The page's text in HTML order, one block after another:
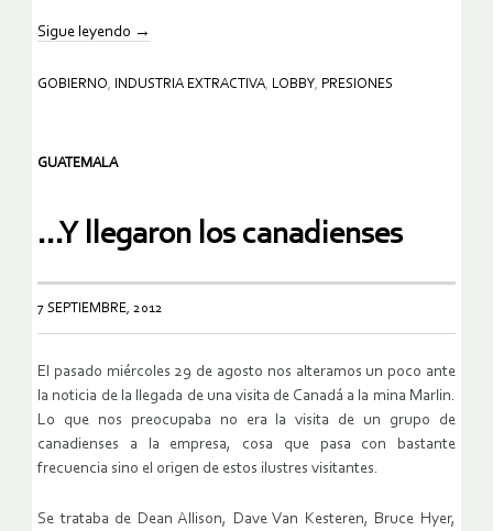
Sigue leyendo →
GOBIERNO, INDUSTRIA EXTRACTIVA, LOBBY, PRESIONES
GUATEMALA
…Y llegaron los canadienses
7 SEPTIEMBRE, 2012
El pasado miércoles 29 de agosto nos alteramos un poco ante
la noticia de la llegada de una visita de Canadá a la mina Marlin.
Lo que nos preocupaba no era la visita de un grupo de
canadienses a la empresa, cosa que pasa con bastante
frecuencia sino el origen de estos ilustres visitantes.
Se trataba de Dean Allison, Dave Van Kesteren, Bruce Hyer,